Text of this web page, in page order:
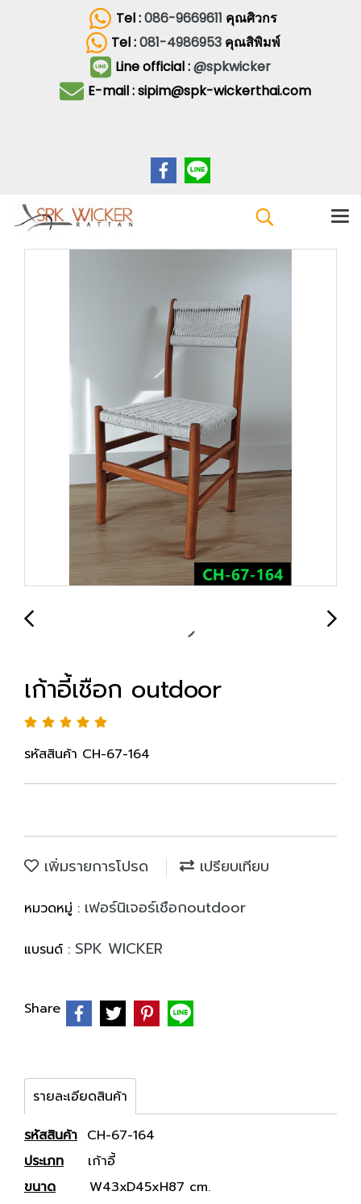
Tel :086-9669611 คุณศิวกร
Tel :081-4986953 คุณสิพิมพ์
Line official :@spkwicker
E-mail : sipim@spk-wickerthai.com
เก้าอี้เชือก outdoor
รหัสสินค้า CH-67-164
เพิ่มรายการโปรด เปรียบเทียบ
หมวดหมู่ : เฟอร์นิเจอร์เชือกoutdoor
แบรนด์ : SPK WICKER
Share
รายละเอียดสินค้า
รหัสสินค้า CH-67-164
ประเภท เก้าอี้
ขนาด W43xD45xH87 cm.